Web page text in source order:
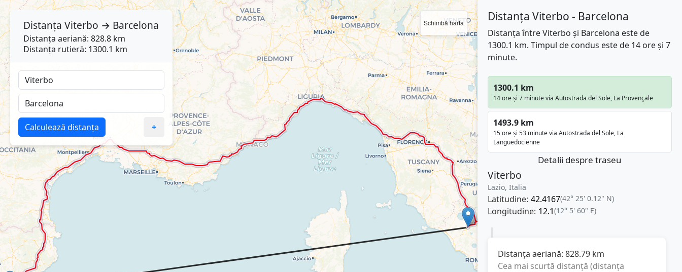
Schimbă harta Distanța Viterbo - Barcelona
Distanța între Viterbo și Barcelona este de
1300.1 km. Timpul de condus este de 14 ore și 7
minute.
1300.1 km
14 ore și 7 minute via Autostrada del Sole, La Provençale
1493.9 km
15 ore și 53 minute via Autostrada del Sole, La
Languedocienne
Detalii despre traseu
Viterbo
Lazio, Italia
Latitudine: 42.4167(42° 25' 0.12" N)
Longitudine: 12.1(12° 5' 60" E)
Distanța aeriană: 828.79 km
Cea mai scurtă distanță (distanța
Distanța Viterbo → Barcelona
Distanța aeriană: 828.8 km
Distanța rutieră: 1300.1 km
Calculează distanța +